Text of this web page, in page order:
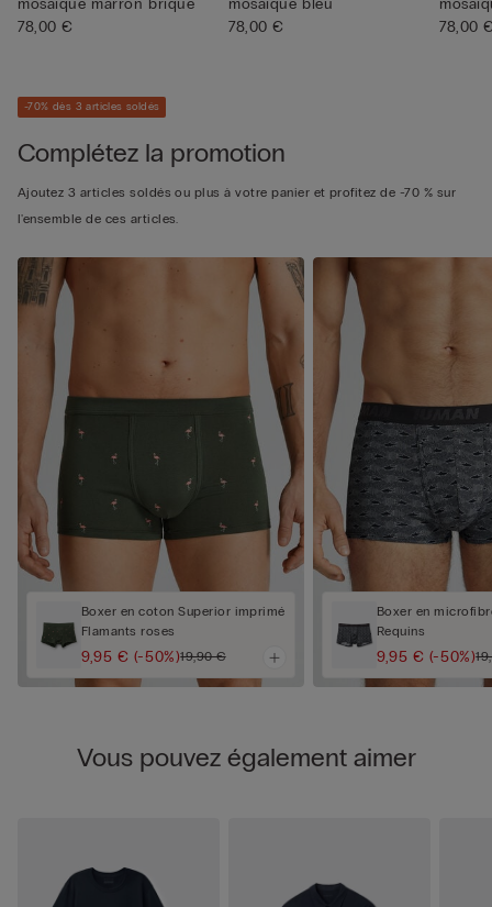
78,00 €
78,00 €
78,00
-70% dès 3 articles soldés
Complétez la promotion
Ajoutez 3 articles soldés ou plus à votre panier et profitez de -70 % sur
l'ensemble de ces articles.
Boxer en coton Superior imprimé
Flamants roses
9,95 € (-50%)19,90 €
Boxer en
Requins
9,95 € (-50%)
Vous pouvez également aimer